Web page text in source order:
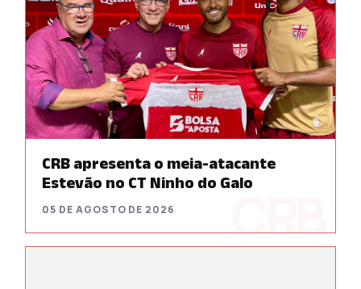
CRB apresenta o meia-atacante
Estevão no CT Ninho do Galo
05 DE AGOSTO DE 2026